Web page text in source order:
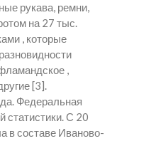
рукава, ремни,
на 27 тыс.
, которые
,
[3].
Федеральная
статистики. С 20
в составе Иваново-